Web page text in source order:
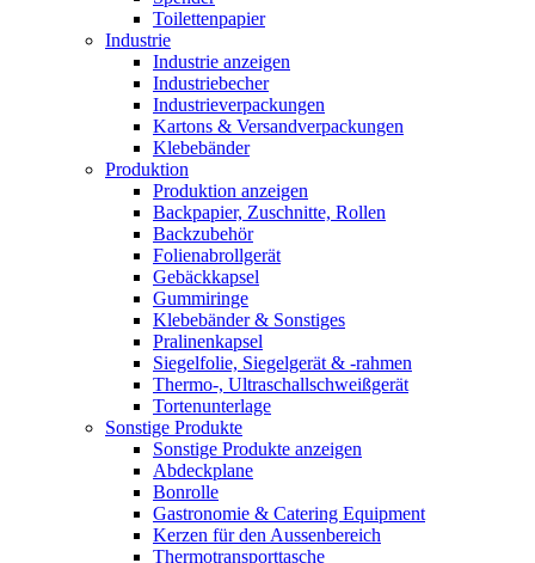
Toilettenpapier
Industrie
Industrie anzeigen
Industriebecher
Industrieverpackungen
Kartons & Versandverpackungen
Klebebänder
Produktion
Produktion anzeigen
Backpapier, Zuschnitte, Rollen
Backzubehör
Folienabrollgerät
Gebäckkapsel
Gummiringe
Klebebänder & Sonstiges
Pralinenkapsel
Siegelfolie, Siegelgerät & -rahmen
Thermo-, Ultraschallschweißgerät
Tortenunterlage
Sonstige Produkte
Sonstige Produkte anzeigen
Abdeckplane
Bonrolle
Gastronomie & Catering Equipment
Kerzen für den Aussenbereich
Thermotransporttasche